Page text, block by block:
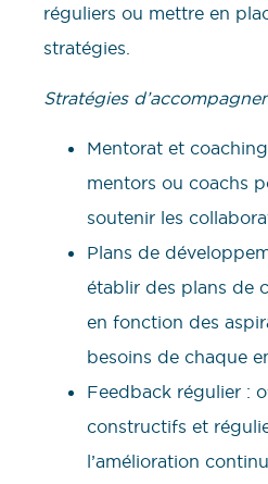
réguliers ou mettre en
stratégies.
Stratégies
Mentorat et
mentors ou coachs
soutenir les
Plans de
établir des plans de
en fonction des
besoins de chaque
Feedback régulier :
constructifs et
l’amélioration